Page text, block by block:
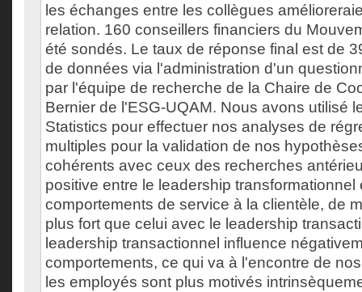
les échanges entre les collègues
relation. 160 conseillers financiers du
été sondés. Le taux de réponse final est de
de données via l'administration d'un
par l'équipe de recherche de la Chaire de
Bernier de l'ESG-UQAM. Nous avons utilisé
Statistics pour effectuer nos analyses de
multiples pour la validation de nos
cohérents avec ceux des recherches
positive entre le leadership transformationnel
comportements de service à la clientèle, de
plus fort que celui avec le leadership
leadership transactionnel influence
comportements, ce qui va à l'encontre de
les employés sont plus motivés